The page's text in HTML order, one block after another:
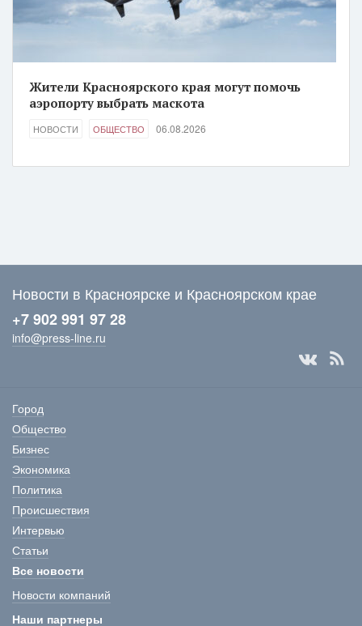
Жители Красноярского края могут помочь
аэропорту выбрать маскота
НОВОСТИ ОБЩЕСТВО 06.08.2026
Новости в Красноярске и Красноярском крае
+7 902 991 97 28
info@press-line.ru
Город
Общество
Бизнес
Экономика
Политика
Происшествия
Интервью
Статьи
Все новости
Новости компаний
Наши партнеры